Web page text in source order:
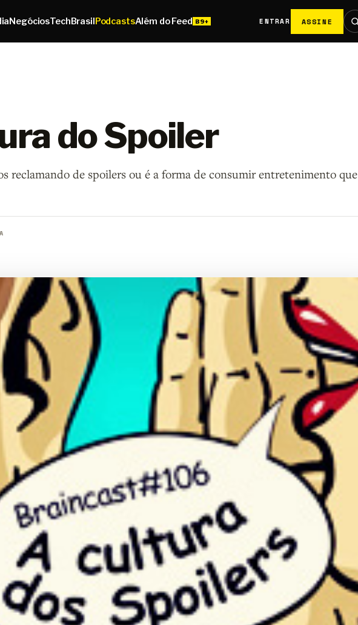
NegóciosTechBrasilPodcastsAlém do Feed ENTRAR ASSINE
do Spoiler
reclamando de spoilers ou é a forma de consumir entretenimento que